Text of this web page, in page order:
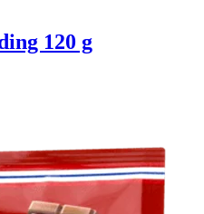
120 g